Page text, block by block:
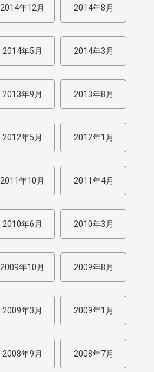
2014年12月 2014年8月
2014年5月 2014年3月
2013年9月 2013年8月
2012年5月 2012年1月
2011年10月 2011年4月
2010年6月 2010年3月
2009年10月 2009年8月
2009年3月 2009年1月
2008年9月 2008年7月